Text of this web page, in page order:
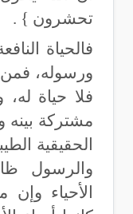
تحشرون } .
فالحياة
ورسوله،
فلا حياة
مشتركة بينه
الحقيقية
والرسول
الأحياء